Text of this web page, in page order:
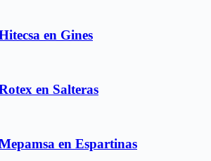
en Gines
en Salteras
en Espartinas